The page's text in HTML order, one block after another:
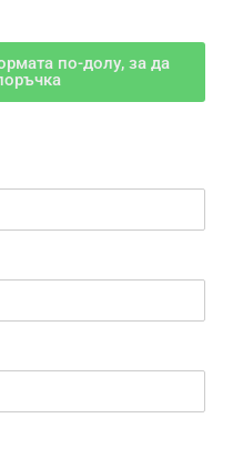
по-долу, за да